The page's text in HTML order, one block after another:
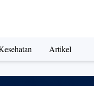
Artikel